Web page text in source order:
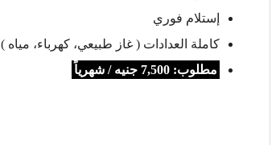
إستلام فوري
كاملة العدادات ( غاز طبيعي، كهرباء، مياه )
مطلوب: 7,500 جنيه / شهرياً